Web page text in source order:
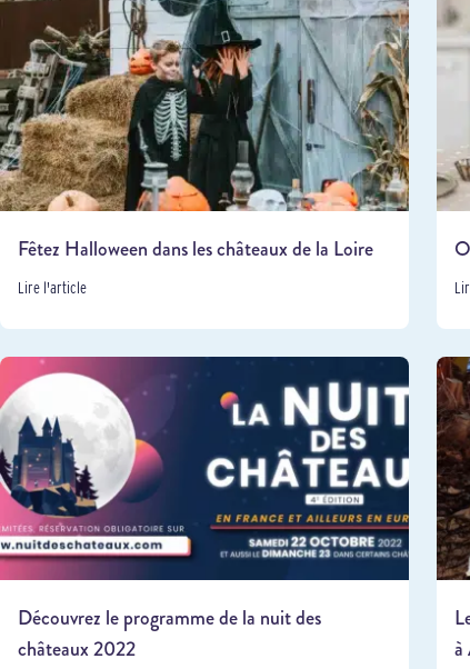
Fêtez Halloween dans les châteaux de la Loire
Lire l'article
Découvrez le programme de la nuit des
châteaux 2022
à